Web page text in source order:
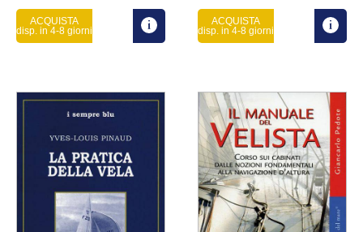
ACQUISTA
disp. in 4-8 giorni
ACQUISTA
disp. in 4-8 giorni